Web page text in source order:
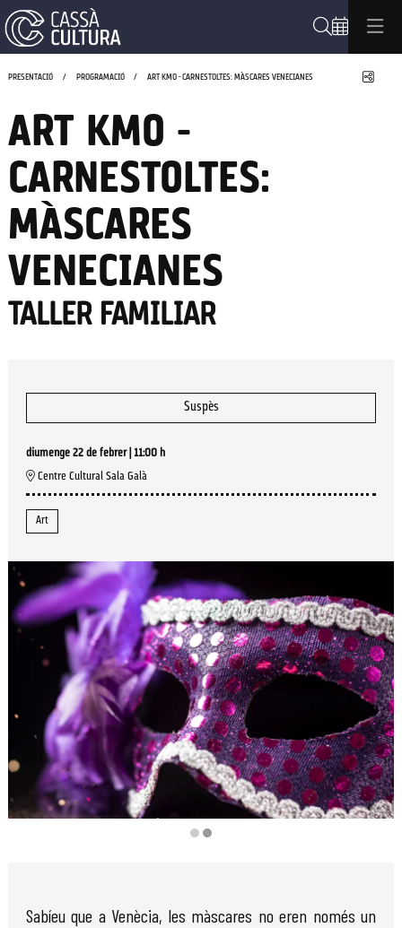
PRESENTACIÓ PROGRAMACIÓ ART KM0 - CARNESTOLTES: MÀSCARES VENECIANES
ART KM0 -
CARNESTOLTES:
MÀSCARES
VENECIANES
TALLER FAMILIAR
Suspès
diumenge 22 de febrer| 11:00 h
Centre Cultural Sala Galà
Art
Sabíeu que a Venècia, les màscares no eren només un